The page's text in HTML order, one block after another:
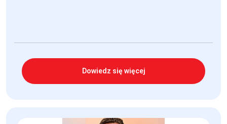
Dowiedz się więcej